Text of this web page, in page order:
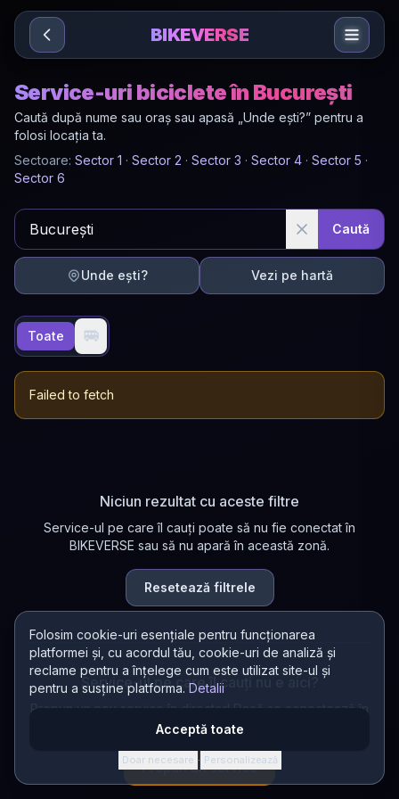
Sari la conținut
Folosim cookie-uri esențiale pentru funcționarea
platformei și, cu acordul tău, cookie-uri de analiză și
reclame pentru a înțelege cum este utilizat site-ul și
pentru a susține platforma. Detalii
Acceptă toate
Doar necesare · Personalizează
BIKEVERSE
Service-uri biciclete în București
Caută după nume sau oraș sau apasă „Unde ești?” pentru a
folosi locația ta.
Sectoare: Sector 1 · Sector 2 · Sector 3 · Sector 4 · Sector 5 ·
Sector 6
Caută
Unde ești? Vezi pe hartă
Toate 🚐
Failed to fetch
Niciun rezultat cu aceste filtre
Service-ul pe care îl cauți poate să nu fie conectat în
BIKEVERSE sau să nu apară în această zonă.
Resetează filtrele
Service-ul pe care îl cauți nu e aici?
Propun un nou service în director! Dacă se conectează în
BIKEVERSE, primești 200 AURA.
Propun un service